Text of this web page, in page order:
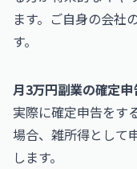
ます。ご自身の会社
す。
月3万円副業の確定
実際に確定申告をす
場合、雑所得として
します。